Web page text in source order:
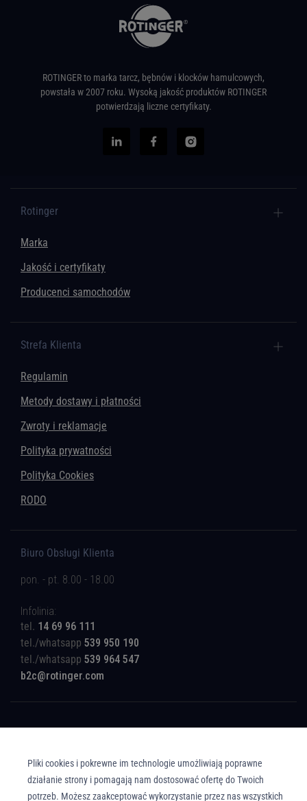
ROTINGER to marka tarcz, bębnów i klocków hamulcowych,
powstała w 2007 roku. Wysoką jakość produktów ROTINGER
potwierdzają liczne certyfikaty.
Rotinger
Marka
Jakość i certyfikaty
Producenci samochodów
Strefa Klienta
Regulamin
Metody dostawy i płatności
Zwroty i reklamacje
Polityka prywatności
Polityka Cookies
RODO
Biuro Obsługi Klienta
pon. - pt. 8.00 - 18.00
Infolinia:
tel. 14 69 96 111
tel./whatsapp 539 950 190
tel./whatsapp 539 964 547
b2c@rotinger.com
Copyright © Union Parts Sp. z o.o. - Wszelkie prawa zastrzeżone. All rights
reserved.
Pliki cookies i pokrewne im technologie umożliwiają poprawne
działanie strony i pomagają nam dostosować ofertę do Twoich
potrzeb. Możesz zaakceptować wykorzystanie przez nas wszystkich